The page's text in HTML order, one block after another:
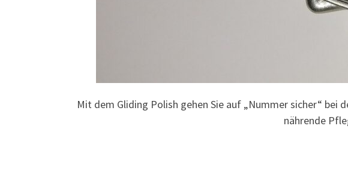
Mit dem Gliding Polish gehen Sie auf „Nummer sicher“ bei
nährende